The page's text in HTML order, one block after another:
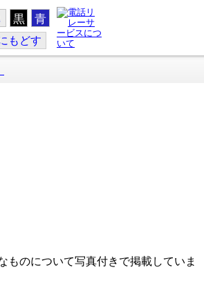
黒 青
もどす
のについて写真付きで掲載していま